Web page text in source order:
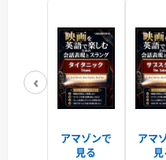
‹
アマゾンで
見る
アマ